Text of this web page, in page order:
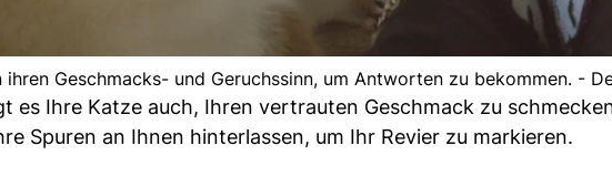
ihren Geschmacks- und Geruchssinn, um Antworten zu bekommen. -
es Ihre Katze auch, Ihren vertrauten Geschmack zu
Spuren an Ihnen hinterlassen, um Ihr Revier zu markieren.